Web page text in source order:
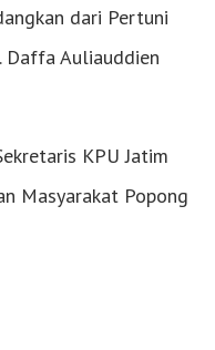
dari Pertuni
Daffa Auliauddien
KPU Jatim
Masyarakat Popong